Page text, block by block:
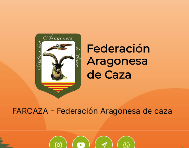
FARCAZA - Federación Aragonesa de caza